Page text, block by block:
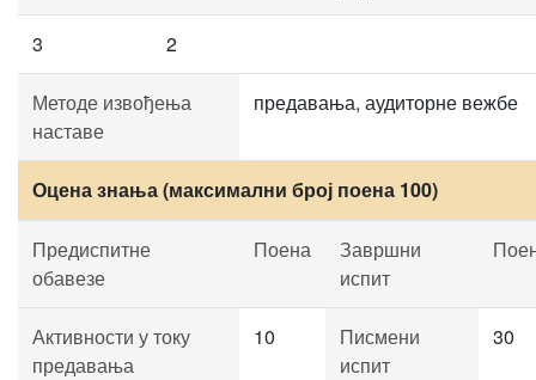
3 2
Методе извођења
наставе
предавања, аудиторне вежбе
Оцена знања (максимални број поена 100)
Предиспитне
обавезе
Поена
Завршни
испит
Активности у току
предавања
10
Писмени
испит
30